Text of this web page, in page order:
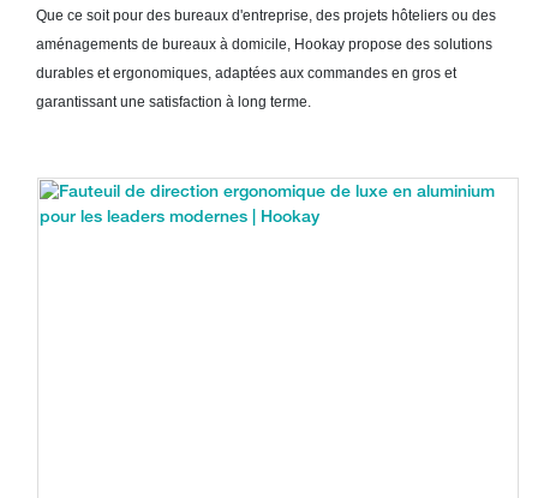
Que ce soit pour des bureaux d'entreprise, des projets hôteliers ou des
aménagements de bureaux à domicile, Hookay propose des solutions
durables et ergonomiques, adaptées aux commandes en gros et
garantissant une satisfaction à long terme.